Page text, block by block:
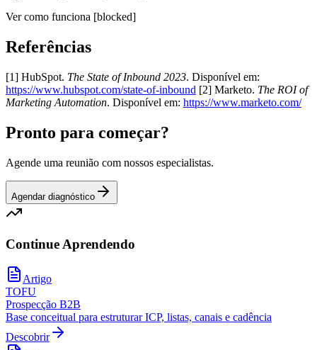
Ver como funciona [blocked]
Referências
[1] HubSpot. The State of Inbound 2023. Disponível em:
https://www.hubspot.com/state-of-inbound [2] Marketo. The ROI of
Marketing Automation. Disponível em: https://www.marketo.com/
Pronto para começar?
Agende uma reunião com nossos especialistas.
Agendar diagnóstico
Continue Aprendendo
Artigo
TOFU
Prospecção B2B
Base conceitual para estruturar ICP, listas, canais e cadência
Descobrir